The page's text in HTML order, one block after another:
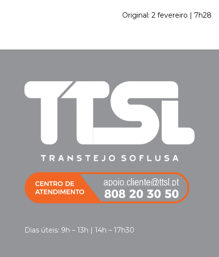
Original: 2 fevereiro | 7h28
Dias úteis: 9h – 13h | 14h – 17h30